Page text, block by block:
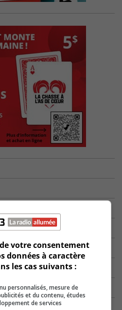
votre consentement
données à caractère
les cas suivants :
personnalisés, mesure de
et du contenu, études
de services